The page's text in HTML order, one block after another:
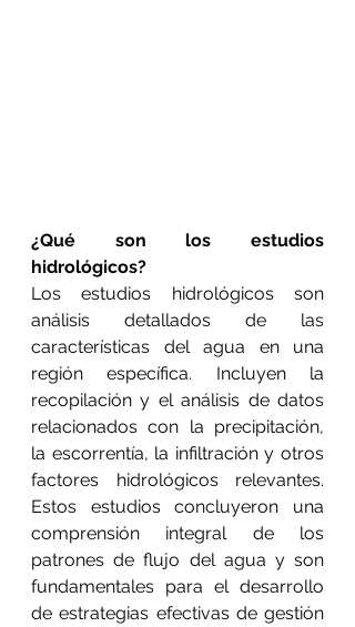
¿Qué son los estudios
hidrológicos?
Los estudios hidrológicos son
análisis detallados de las
características del agua en una
región específica. Incluyen la
recopilación y el análisis de datos
relacionados con la precipitación,
la escorrentía, la infiltración y otros
factores hidrológicos relevantes.
Estos estudios concluyeron una
comprensión integral de los
patrones de flujo del agua y son
fundamentales para el desarrollo
de estrategias efectivas de gestión